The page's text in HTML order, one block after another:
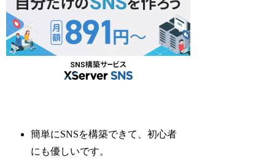
簡単にSNSを構築できて、初心者
にも優しいです。